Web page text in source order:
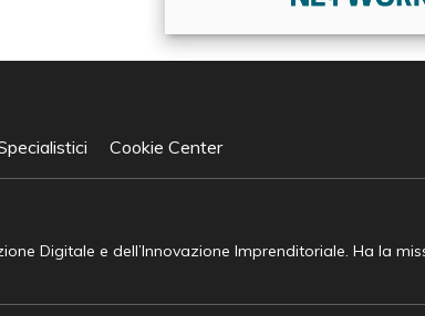
Cookie Center
Digitale e dell’Innovazione Imprenditoriale. Ha la